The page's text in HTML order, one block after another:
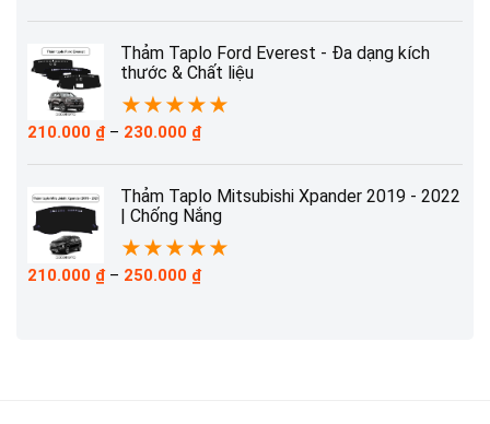
từ
210.000 ₫
đến
230.000 ₫
Thảm Taplo Ford Everest - Đa dạng kích
thước & Chất liệu
★★★★★
210.000 ₫ – 230.000 ₫Khoảng
từ
210.000 ₫
đến
230.000 ₫
Thảm Taplo Mitsubishi Xpander 2019 - 2022
| Chống Nắng
★★★★★
210.000 ₫ – 250.000 ₫Khoảng